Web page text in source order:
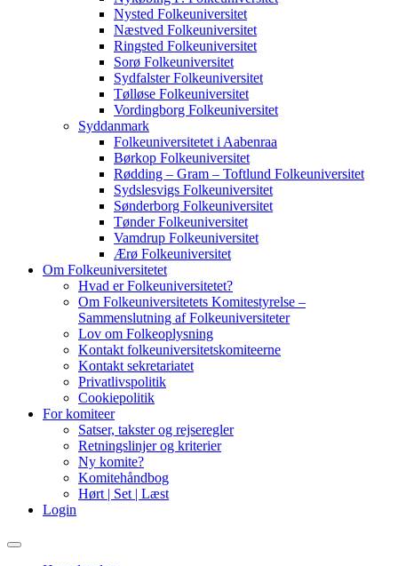
Nysted Folkeuniversitet
Næstved Folkeuniversitet
Ringsted Folkeuniversitet
Sorø Folkeuniversitet
Sydfalster Folkeuniversitet
Tølløse Folkeuniversitet
Vordingborg Folkeuniversitet
Syddanmark
Folkeuniversitetet i Aabenraa
Børkop Folkeuniversitet
Rødding – Gram – Toftlund Folkeuniversitet
Sydslesvigs Folkeuniversitet
Sønderborg Folkeuniversitet
Tønder Folkeuniversitet
Vamdrup Folkeuniversitet
Ærø Folkeuniversitet
Om Folkeuniversitetet
Hvad er Folkeuniversitetet?
Om Folkeuniversitetets Komitestyrelse –
Sammenslutning af Folkeuniversiteter
Lov om Folkeoplysning
Kontakt folkeuniversitetskomiteerne
Kontakt sekretariatet
Privatlivspolitik
Cookiepolitik
For komiteer
Satser, takster og rejseregler
Retningslinjer og kriterier
Ny komite?
Komitehåndbog
Hørt | Set | Læst
Login
Primary